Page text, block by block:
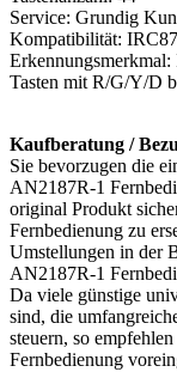
Service: Grundig
Kompatibilität:
Erkennungsmerkmal:
Tasten mit R/G/Y/D
Kaufberatung /
Sie bevorzugen die
AN2187R-1
original Produkt
Fernbedienung zu
Umstellungen in der
AN2187R-1
Da viele günstige
sind, die
steuern, so
Fernbedienung